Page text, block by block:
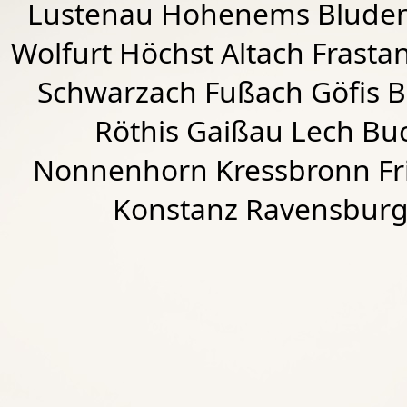
Lustenau Hohenems
Wolfurt HöchstAltach
Schwarzach Fußach Göfis
Röthis Gaißau Lech
Nonnenhorn Kressbronn
Konstanz